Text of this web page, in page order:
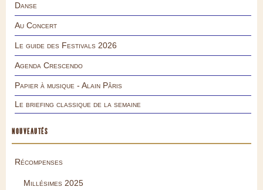
Danse
Au Concert
Le guide des Festivals 2026
Agenda Crescendo
Papier à musique - Alain Pâris
Le briefing classique de la semaine
NOUVEAUTÉS
Récompenses
Millésimes 2025